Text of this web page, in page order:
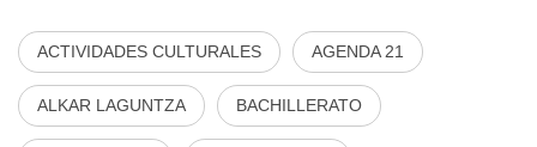
ACTIVIDADES CULTURALES AGENDA 21
ALKAR LAGUNTZA BACHILLERATO